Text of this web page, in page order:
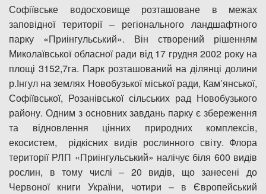
Софіївське водосховище розташоване в межах
заповідної території – регіонального ландшафтного
парку «Приінгульський». Він створений рішенням
Миколаївської обласної ради від 17 грудня 2002 року на
площі 3152,7га. Парк розташований на ділянці долини
р.Інгул на землях Новобузької міської ради, Кам’янської,
Софіївської, Розанівської сільських рад Новобузького
району. Одним з основних завдань парку є збереження
та відновлення цінних природних комплексів,
екосистем, рідкісних видів рослинного світу. Флора
території РЛП «Приінгульський» налічує біля 600 видів
рослин, в тому числі – 20 видів, що занесені до
Червоної книги України, чотири – в Європейський